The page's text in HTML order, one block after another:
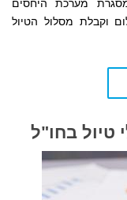
מערכת היחסים
וקבלת מסלול הטיול
טיול בחו"ל